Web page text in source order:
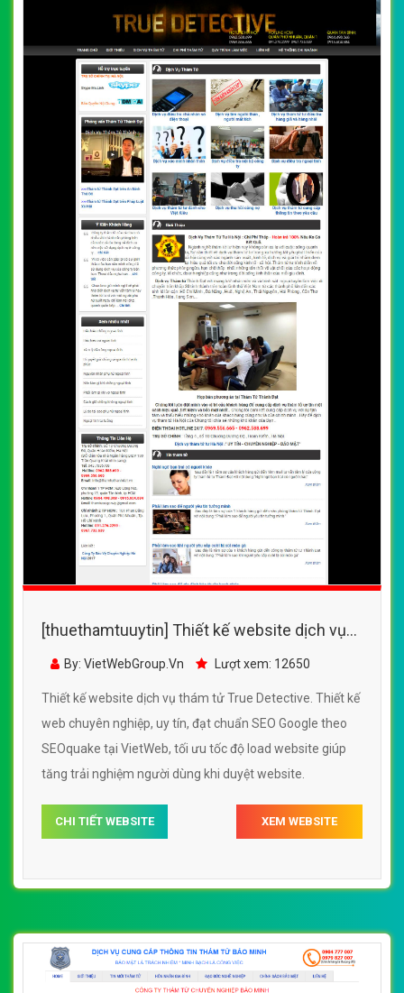
[thuethamtuuytin] Thiết kế website dịch vụ
thám tử True Detective đẹp SEO tốt
By: VietWebGroup.Vn Lượt xem: 12650
Thiết kế website dịch vụ thám tử True Detective. Thiết kế
web chuyên nghiệp, uy tín, đạt chuẩn SEO Google theo
SEOquake tại VietWeb, tối ưu tốc độ load website giúp
tăng trải nghiệm người dùng khi duyệt website.
CHI TIẾT WEBSITE XEM WEBSITE